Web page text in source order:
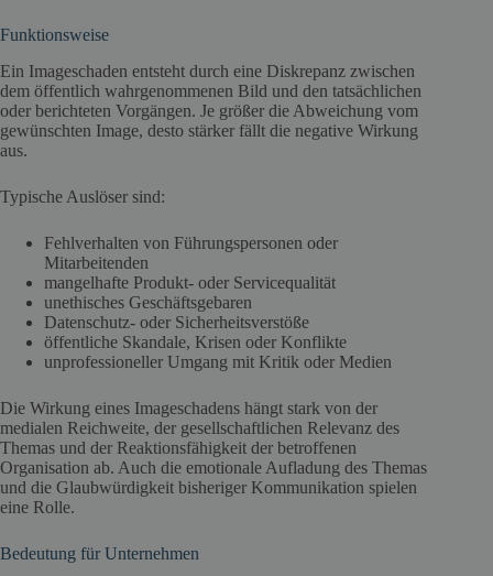
Funktionsweise
Ein Imageschaden entsteht durch eine Diskrepanz zwischen
dem öffentlich wahrgenommenen Bild und den tatsächlichen
oder berichteten Vorgängen. Je größer die Abweichung vom
gewünschten Image, desto stärker fällt die negative Wirkung
aus.
Typische Auslöser sind:
Fehlverhalten von Führungspersonen oder
Mitarbeitenden
mangelhafte Produkt- oder Servicequalität
unethisches Geschäftsgebaren
Datenschutz- oder Sicherheitsverstöße
öffentliche Skandale, Krisen oder Konflikte
unprofessioneller Umgang mit Kritik oder Medien
Die Wirkung eines Imageschadens hängt stark von der
medialen Reichweite, der gesellschaftlichen Relevanz des
Themas und der Reaktionsfähigkeit der betroffenen
Organisation ab. Auch die emotionale Aufladung des Themas
und die Glaubwürdigkeit bisheriger Kommunikation spielen
eine Rolle.
Bedeutung für Unternehmen